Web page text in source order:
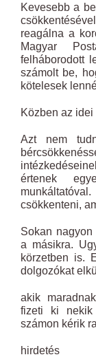
Kevesebb a
reagálna a
Magyar
felháborodott
számolt be,
kötelesek
Közben az
Azt nem
értenek
csökkenteni,
Sokan
a másikra.
körzetben is.
dolgozókat
akik
fizeti ki
számon kérik
hirdetés